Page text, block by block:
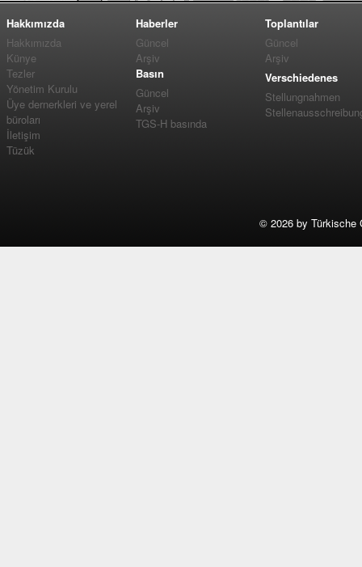
Hakkımızda
Hakkımızda
Künye
Tezler
Yönetim Kurulu
Üye dernerkleri ve yerel
büroları
İletişim
Tüzük
Haberler
Güncel
Arşiv
Basın
Güncel
Arşiv
TGS-H basında
Toplantılar
Güncel
Arşiv
Verschiedenes
Stellungnahmen
© 2026 by Türkische